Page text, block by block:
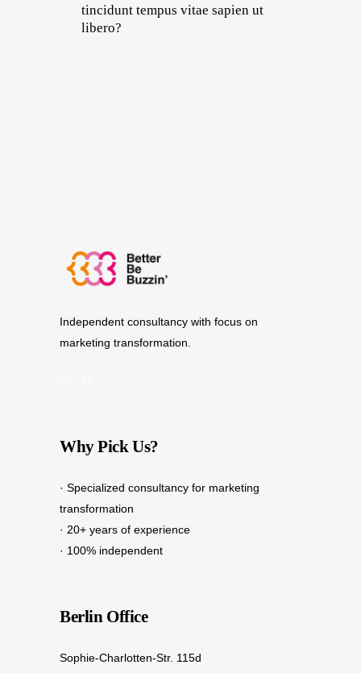
tincidunt tempus vitae sapien ut
libero?
Independent consultancy with focus on
marketing transformation.
Why Pick Us?
· Specialized consultancy for marketing
transformation
· 20+ years of experience
· 100% independent
Berlin Office
Sophie-Charlotten-Str. 115d